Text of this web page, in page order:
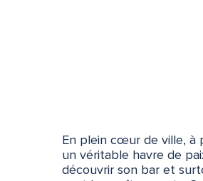
En plein cœur de ville, à
un véritable havre de
découvrir son bar et